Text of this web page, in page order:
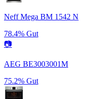
Neff Mega BM 1542 N
78.4% Gut
📷
AEG BE3003001M
75.2% Gut